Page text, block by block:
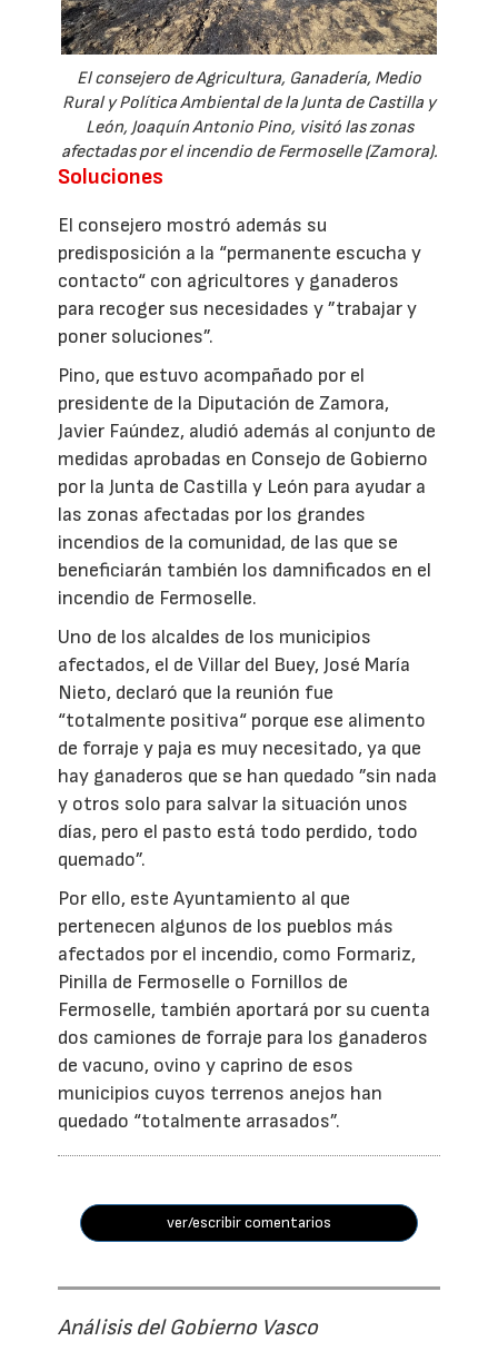
El consejero de Agricultura, Ganadería, Medio
Rural y Política Ambiental de la Junta de Castilla y
León, Joaquín Antonio Pino, visitó las zonas
afectadas por el incendio de Fermoselle (Zamora).
Soluciones
El consejero mostró además su
predisposición a la “permanente escucha y
contacto“ con agricultores y ganaderos
para recoger sus necesidades y ”trabajar y
poner soluciones”.
Pino, que estuvo acompañado por el
presidente de la Diputación de Zamora,
Javier Faúndez, aludió además al conjunto de
medidas aprobadas en Consejo de Gobierno
por la Junta de Castilla y León para ayudar a
las zonas afectadas por los grandes
incendios de la comunidad, de las que se
beneficiarán también los damnificados en el
incendio de Fermoselle.
Uno de los alcaldes de los municipios
afectados, el de Villar del Buey, José María
Nieto, declaró que la reunión fue
“totalmente positiva“ porque ese alimento
de forraje y paja es muy necesitado, ya que
hay ganaderos que se han quedado ”sin nada
y otros solo para salvar la situación unos
días, pero el pasto está todo perdido, todo
quemado”.
Por ello, este Ayuntamiento al que
pertenecen algunos de los pueblos más
afectados por el incendio, como Formariz,
Pinilla de Fermoselle o Fornillos de
Fermoselle, también aportará por su cuenta
dos camiones de forraje para los ganaderos
de vacuno, ovino y caprino de esos
municipios cuyos terrenos anejos han
quedado “totalmente arrasados”.
ver/escribir comentarios
Análisis del Gobierno Vasco